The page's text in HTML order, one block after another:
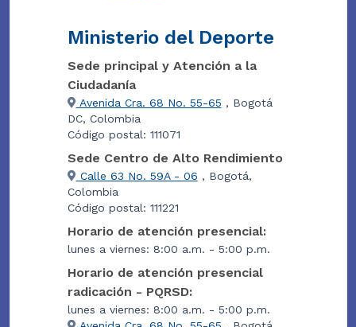
Ministerio del Deporte
Sede principal y Atención a la
Ciudadanía
Avenida Cra. 68 No. 55-65 , Bogotá
DC, Colombia
Código postal: 111071
Sede Centro de Alto Rendimiento
Calle 63 No. 59A - 06 , Bogotá,
Colombia
Código postal: 111221
Horario de atención presencial:
lunes a viernes: 8:00 a.m. - 5:00 p.m.
Horario de atención presencial
radicación - PQRSD:
lunes a viernes: 8:00 a.m. - 5:00 p.m.